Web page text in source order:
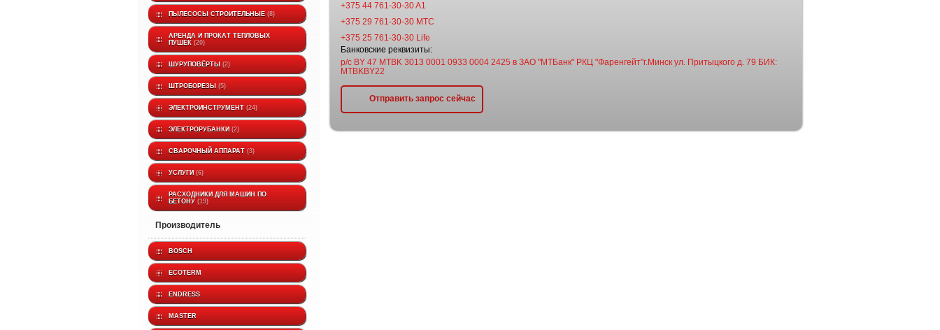
ПЫЛЕСОСЫ СТРОИТЕЛЬНЫЕ 8
АРЕНДА И ПРОКАТ ТЕПЛОВЫХ
ПУШЕК 20
ШУРУПОВЁРТЫ 2
ШТРОБОРЕЗЫ 5
ЭЛЕКТРОИНСТРУМЕНТ 24
ЭЛЕКТРОРУБАНКИ 2
СВАРОЧНЫЙ АППАРАТ 3
УСЛУГИ 6
РАСХОДНИКИ ДЛЯ МАШИН ПО
БЕТОНУ 19
производитель
BOSCH
ECOTERM
ENDRESS
MASTER
+375 44 761-30-30 A1
+375 29 761-30-30 МТС
+375 25 761-30-30 Life
Банковские реквизиты:
р/с BY 47 MTBK 3013 0001 0933 0004 2425 в ЗАО "МТБанк" РКЦ "Фаренгейт"г.Минск ул. Притыцкого д. 79 БИК:
MTBKBY22
Отправить запрос сейчас